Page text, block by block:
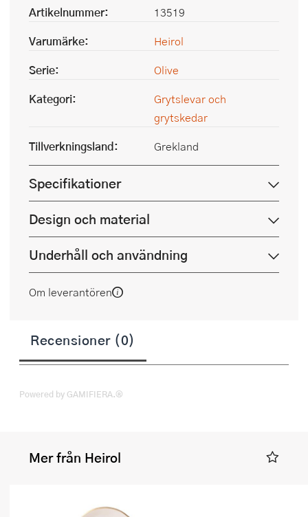
Artikelnummer:
13519
Varumärke:
Heirol
Serie:
Olive
Kategori:
Grytslevar och
grytskedar
Tillverkningsland:
Grekland
Specifikationer
Design och material
Underhåll och användning
Om leverantören
Recensioner (0)
Powered by GAMIFIERA.®
Mer från Heirol